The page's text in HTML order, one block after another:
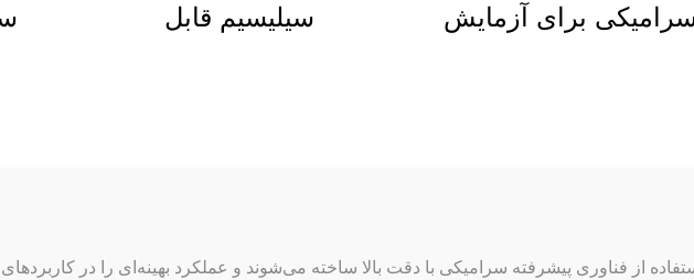
برای آزمایش
سیلیسیم قابل
از فناوری پیشرفته سرامیکی با دقت بالا ساخته می‌شوند و عملکرد بهینه‌ای را در